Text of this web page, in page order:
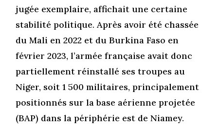
jugée exemplaire, affichait une certaine
stabilité politique. Après avoir été chassée
du Mali en 2022 et du Burkina Faso en
février 2023, l’armée française avait donc
partiellement réinstallé ses troupes au
Niger, soit 1 500 militaires, principalement
positionnés sur la base aérienne projetée
(BAP) dans la périphérie est de Niamey.